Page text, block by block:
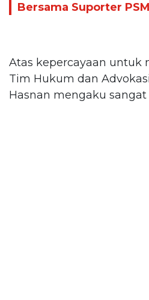
Bersama Suporter PSM
Atas kepercayaan untuk
Tim Hukum dan
Hasnan mengaku sangat